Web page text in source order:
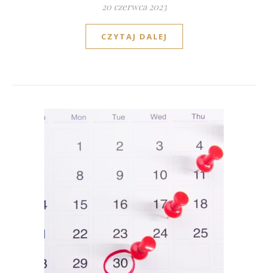
20 czerwca 2023
CZYTAJ DALEJ